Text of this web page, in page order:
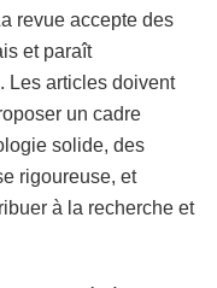
revue accepte des
et paraît
Les articles doivent
un cadre
solide, des
rigoureuse, et
à la recherche et